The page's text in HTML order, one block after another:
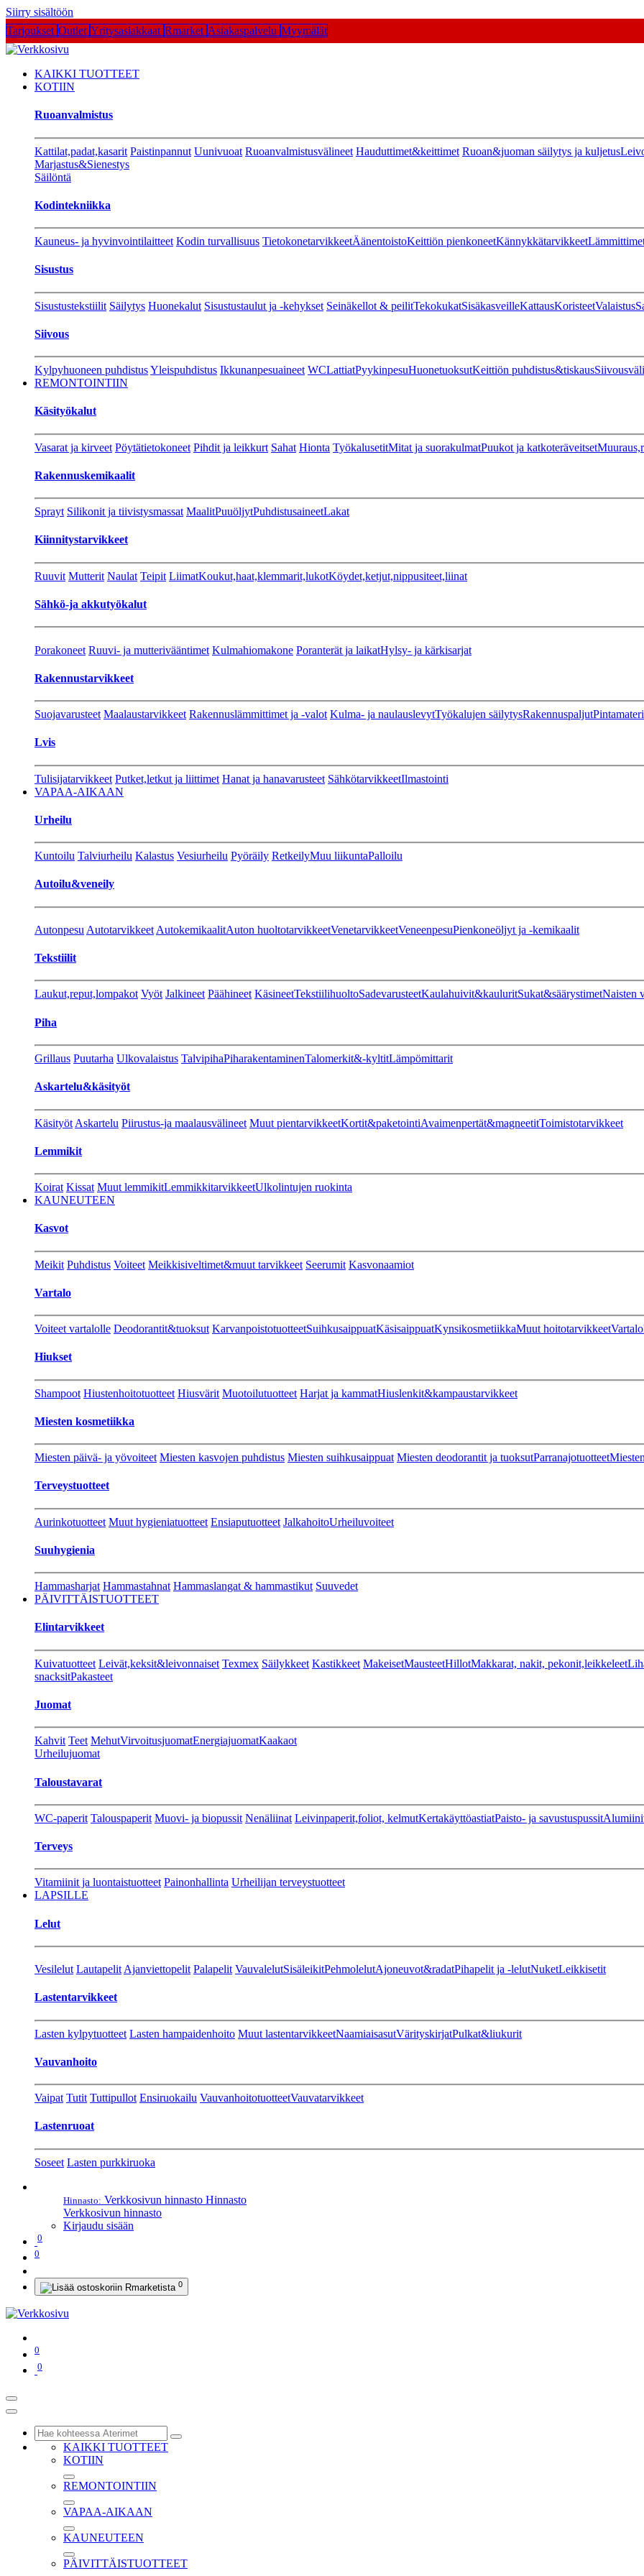
Siirry sisältöön
Tarjoukset Outlet Yritysasiakkaat Rmarket Asiakaspalvelu Myymälät
KAIKKI TUOTTEET
KOTIIN
Ruoanvalmistus
Kattilat,padat,kasarit Paistinpannut Uunivuoat Ruoanvalmistusvälineet Hauduttimet&keittimet Ruoan&juoman säilytys ja kuljetus
Marjastus&Sienestys
Säilöntä
Kodintekniikka
Kauneus- ja hyvinvointilaitteet Kodin turvallisuus TietokonetarvikkeetÄänentoistoKeittiön pienkoneetKännykkätarvikkeet
Sisustus
Sisustustekstiilit Säilytys Huonekalut Sisustustaulut ja -kehykset Seinäkellot & peilitTekokukatSisäkasveilleKattausKoristeetValaistus
Siivous
Kylpyhuoneen puhdistusYleispuhdistus Ikkunanpesuaineet WCLattiatPyykinpesuHuonetuoksutKeittiön puhdistus&tiskaus
REMONTOINTIIN
Käsityökalut
Vasarat ja kirveet Pöytätietokoneet Pihdit ja leikkurt Sahat Hionta TyökalusetitMitat ja suorakulmatPuukot ja katkoteräveitset
Rakennuskemikaalit
Sprayt Silikonit ja tiivistysmassat MaalitPuuöljytPuhdistusaineetLakat
Kiinnitystarvikkeet
Ruuvit Mutterit Naulat Teipit LiimatKoukut,haat,klemmarit,lukotKöydet,ketjut,nippusiteet,liinat
Sähkö-ja akkutyökalut
Porakoneet Ruuvi- ja mutterivääntimet Kulmahiomakone Poranterät ja laikatHylsy- ja kärkisarjat
Rakennustarvikkeet
Suojavarusteet Maalaustarvikkeet Rakennuslämmittimet ja -valot Kulma- ja naulauslevytTyökalujen säilytysRakennuspaljut
Lvis
Tulisijatarvikkeet Putket,letkut ja liittimet Hanat ja hanavarusteet SähkötarvikkeetIlmastointi
VAPAA-AIKAAN
Urheilu
Kuntoilu Talviurheilu Kalastus Vesiurheilu Pyöräily RetkeilyMuu liikuntaPalloilu
Autoilu&veneily
Autonpesu Autotarvikkeet AutokemikaalitAuton huoltotarvikkeetVenetarvikkeetVeneenpesuPienkoneöljyt ja -kemikaalit
Tekstiilit
Laukut,reput,lompakot Vyöt Jalkineet Päähineet KäsineetTekstiilihuoltoSadevarusteetKaulahuivit&kauluritSukat&säärystimetNaisten
Piha
Grillaus Puutarha Ulkovalaistus TalvipihaPiharakentaminenTalomerkit&-kyltitLämpömittarit
Askartelu&käsityöt
Käsityöt Askartelu Piirustus-ja maalausvälineet Muut pientarvikkeetKortit&paketointiAvaimenpertät&magneetitToimistotarvikkeet
Lemmikit
Koirat Kissat Muut lemmikitLemmikkitarvikkeetUlkolintujen ruokinta
KAUNEUTEEN
Kasvot
Meikit Puhdistus Voiteet Meikkisiveltimet&muut tarvikkeet Seerumit Kasvonaamiot
Vartalo
Voiteet vartalolle Deodorantit&tuoksut KarvanpoistotuotteetSuihkusaippuatKäsisaippuatKynsikosmetiikkaMuut hoitotarvikkeet
Hiukset
Shampoot Hiustenhoitotuotteet Hiusvärit Muotoilutuotteet Harjat ja kammatHiuslenkit&kampaustarvikkeet
Miesten kosmetiikka
Miesten päivä- ja yövoiteet Miesten kasvojen puhdistus Miesten suihkusaippuat Miesten deodorantit ja tuoksutParranajotuotteet
Terveystuotteet
Aurinkotuotteet Muut hygieniatuotteet Ensiaputuotteet JalkahoitoUrheiluvoiteet
Suuhygienia
Hammasharjat Hammastahnat Hammaslangat & hammastikut Suuvedet
PÄIVITTÄISTUOTTEET
Elintarvikkeet
Kuivatuotteet Leivät,keksit&leivonnaiset Texmex Säilykkeet Kastikkeet MakeisetMausteetHillotMakkarat, nakit, pekonit,leikkeleet
snacksitPakasteet
Juomat
Kahvit Teet MehutVirvoitusjuomatEnergiajuomatKaakaot
Urheilujuomat
Taloustavarat
WC-paperit Talouspaperit Muovi- ja biopussit Nenäliinat Leivinpaperit,foliot, kelmutKertakäyttöastiatPaisto- ja savustuspussit
Terveys
Vitamiinit ja luontaistuotteet Painonhallinta Urheilijan terveystuotteet
LAPSILLE
Lelut
Vesilelut Lautapelit Ajanviettopelit Palapelit VauvalelutSisäleikitPehmolelutAjoneuvot&radatPihapelit ja -lelutNuketLeikkisetit
Lastentarvikkeet
Lasten kylpytuotteet Lasten hampaidenhoito Muut lastentarvikkeetNaamiaisasutVärityskirjatPulkat&liukurit
Vauvanhoito
Vaipat Tutit Tuttipullot Ensiruokailu VauvanhoitotuotteetVauvatarvikkeet
Lastenruoat
Soseet Lasten purkkiruoka
Hinnasto: Verkkosivun hinnasto Hinnasto
Verkkosivun hinnasto
Kirjaudu sisään
0
0
0
0
0
KAIKKI TUOTTEET
KOTIIN
REMONTOINTIIN
VAPAA-AIKAAN
KAUNEUTEEN
PÄIVITTÄISTUOTTEET